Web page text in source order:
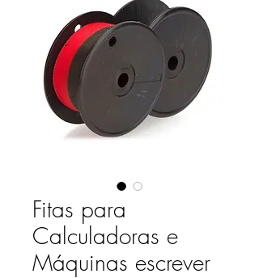
Fitas para
Calculadoras e
Máquinas escrever